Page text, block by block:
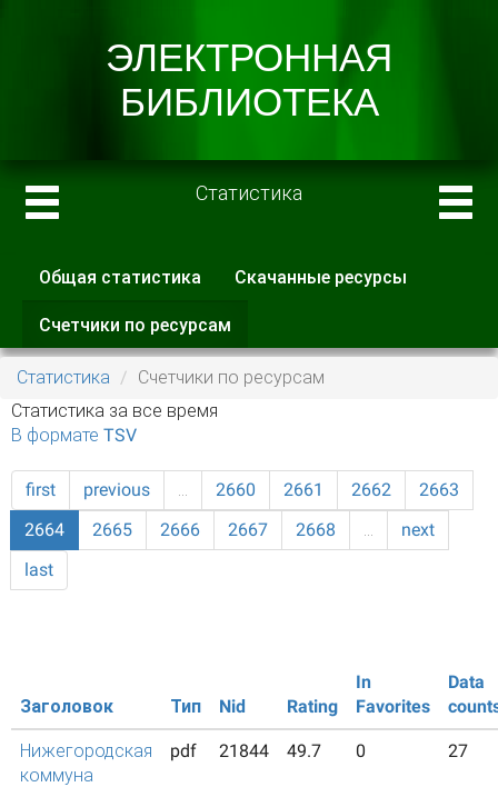
Статистика
Главные вкладки
Общая статистика Скачанные ресурсы
Счетчики по ресурсам
вкладка)
Статистика
Счетчики по ресурсам
Статистика за все время
В формате TSV
first previous … 2660 2661 2662
2663
2664
2665 2666 2667 2668 …
next
last
Заголовок Тип Nid Rating
In
Favorites
Data
Нижегородская
коммуна
pdf 21844 49.7 0 27